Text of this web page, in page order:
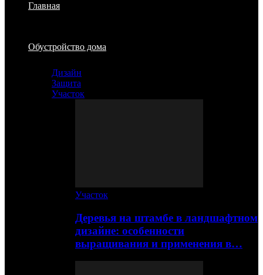
Главная
Обустройство дома
Дизайн
Защита
Участок
Участок
Деревья на штамбе в ландшафтном
дизайне: особенности
выращивания и применения в…